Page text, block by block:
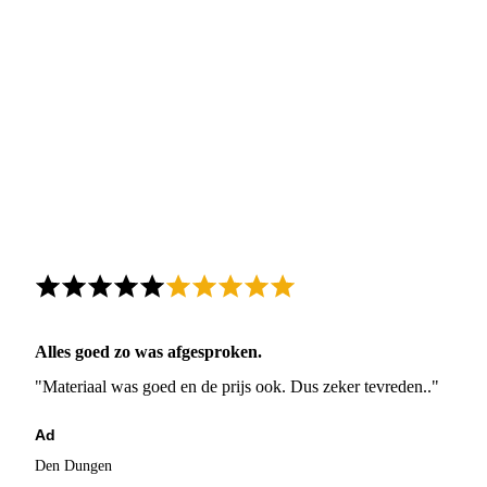
Alles goed zo was afgesproken.
"Materiaal was goed en de prijs ook. Dus zeker tevreden.."
Ad
Den Dungen